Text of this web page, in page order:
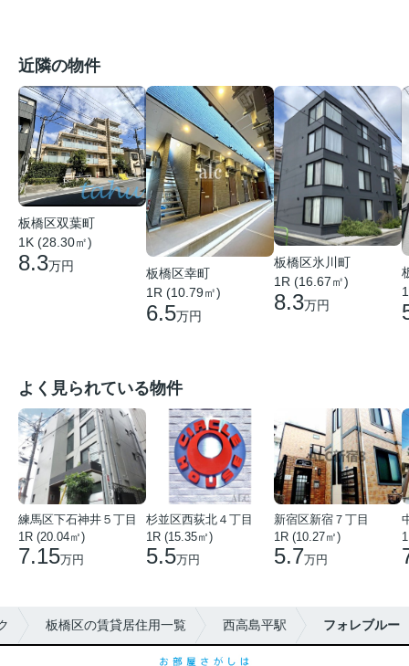
近隣の物件
板橋区双葉町
1K (28.30㎡)
8.3万円
板橋区幸町
1R (10.79㎡)
6.5万円
板橋区氷川町
1R (16.67㎡)
8.3万円
よく見られている物件
練馬区下石神井５丁目
1R (20.04㎡)
7.15万円
杉並区西荻北４丁目
1R (15.35㎡)
5.5万円
新宿区新宿７丁目
1R (10.27㎡)
5.7万円
板橋区の賃貸居住用一覧 西高島平駅 フォレブルー